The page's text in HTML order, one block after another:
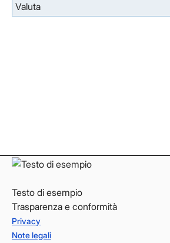
Valuta
Testo di esempio
Trasparenza e conformità
Privacy
Note legali